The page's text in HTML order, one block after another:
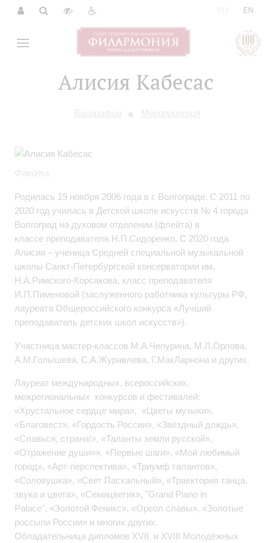
EN
Алисия Кабесас
Биография Мероприятия
Флейта
Родилась 19 ноября 2006 года в г. Волгограде. С 2011 по
2020 год училась в Детской школе искусств № 4 города
Волгоград на духовом отделении (флейта) в
классе преподавателя Н.П.Сидоренко. С 2020 года
Алисия – ученица Средней специальной музыкальной
школы Санкт-Петербургской консерватории им.
Н.А.Римского-Корсакова, класс преподавателя
И.П.Пименовой (заслуженного работника культуры РФ,
лауреата Общероссийского конкурса «Лучший
преподаватель детских школ искусств»).
Участница мастер-классов М.А.Чепурина, М.Л.Орлова,
А.М.Голышева, С.А.Журавлева, Г.МакЛарнона и других.
Лауреат международных, всероссийских,
межрегиональных конкурсов и фестивалей:
«Хрустальное сердце мира», «Цветы музыки»,
«Благовест», «Гордость России», «Звёздный дождь»,
«Славься, страна!», «Таланты земли русской»,
«Отражение души»», «Первые шаги», «Мой любимый
город», «Арт-перспектива», «Триумф талантов»,
«Соловушка», «Свет Пасхальный», «Траектория танца,
звука и цвета», «Семицветик», "Grand Piano in
Palace", «Золотой Феникс», «Ореол славы», «Золотые
россыпи России» и многих других.
Обладательница дипломов XVII и XVIII Молодёжных